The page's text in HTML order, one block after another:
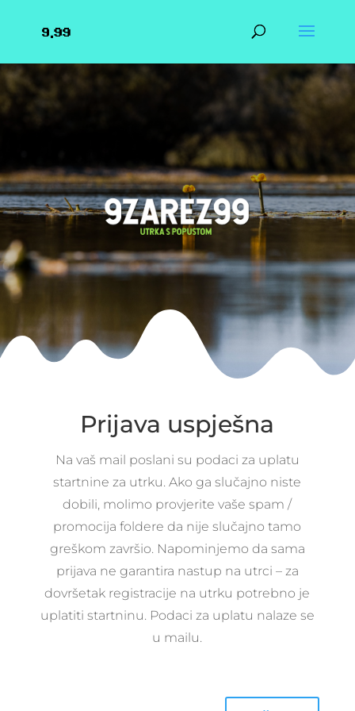
Prijava uspješna
Na vaš mail poslani su podaci za uplatu
startnine za utrku. Ako ga slučajno niste
dobili, molimo provjerite vaše spam /
promocija foldere da nije slučajno tamo
greškom završio. Napominjemo da sama
prijava ne garantira nastup na utrci – za
dovršetak registracije na utrku potrebno je
uplatiti startninu. Podaci za uplatu nalaze se
u mailu.